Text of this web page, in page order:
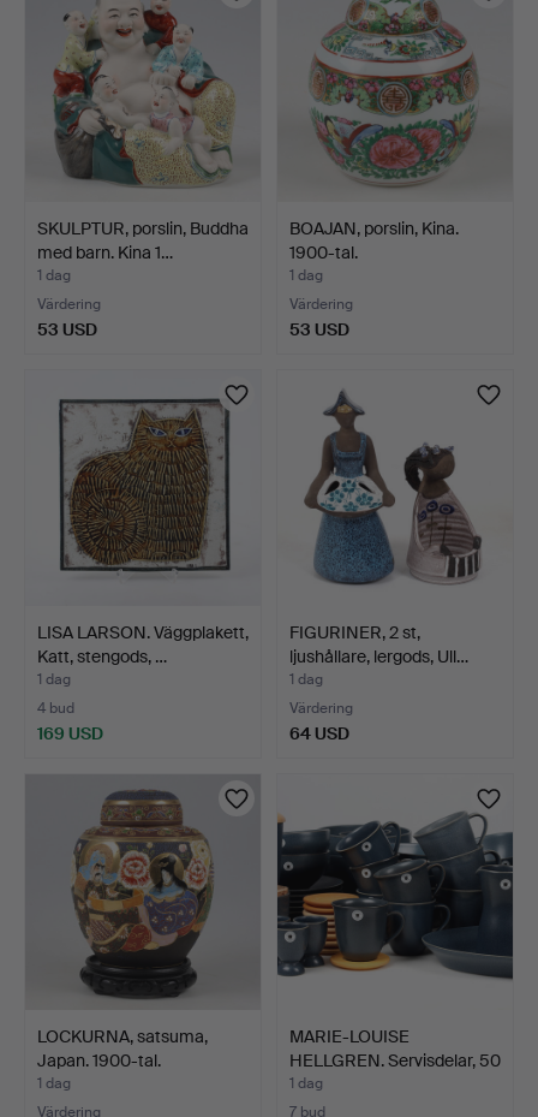
SKULPTUR, porslin, Buddha
med barn. Kina 1…
1 dag
Värdering
53 USD
BOAJAN, porslin, Kina.
1900-tal.
1 dag
Värdering
53 USD
LISA LARSON. Väggplakett,
Katt, stengods, …
1 dag
4 bud
169 USD
FIGURINER, 2 st,
ljushållare, lergods, Ull…
1 dag
Värdering
64 USD
LOCKURNA, satsuma,
Japan. 1900-tal.
1 dag
Värdering
MARIE-LOUISE
HELLGREN. Servisdelar, 50
del…
1 dag
7 bud